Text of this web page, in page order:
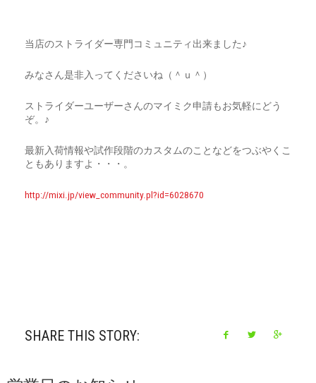
当店のストライダー専門コミュニティ出来ました♪
みなさん是非入ってくださいね（＾ｕ＾）
ストライダーユーザーさんのマイミク申請もお気軽にどう
ぞ。♪
最新入荷情報や試作段階のカスタムのことなどをつぶやくこ
ともありますよ・・・。
http://mixi.jp/view_community.pl?id=6028670
SHARE THIS STORY: